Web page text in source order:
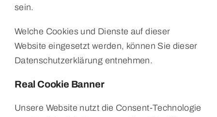
sein.
Welche Cookies und Dienste auf dieser
Website eingesetzt werden, können Sie dieser
Datenschutzerklärung entnehmen.
Real Cookie Banner
Unsere Website nutzt die Consent-Technologie